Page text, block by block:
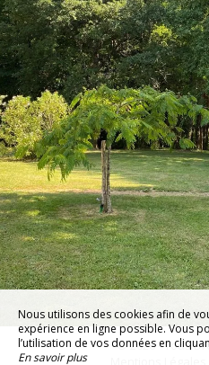
© 2026 - Tous
Nous utilisons des cookies afin de
expérience en ligne possible. Vous
l’utilisation de vos données en
En savoir plus